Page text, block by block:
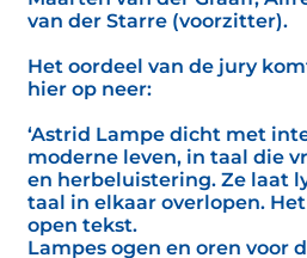
van der Starre (voorzitter).
Het oordeel van de jury
hier op neer:
‘Astrid Lampe dicht met
moderne leven, in taal die
en herbeluistering. Ze laat
taal in elkaar overlopen.
open tekst.
Lampes ogen en oren voor